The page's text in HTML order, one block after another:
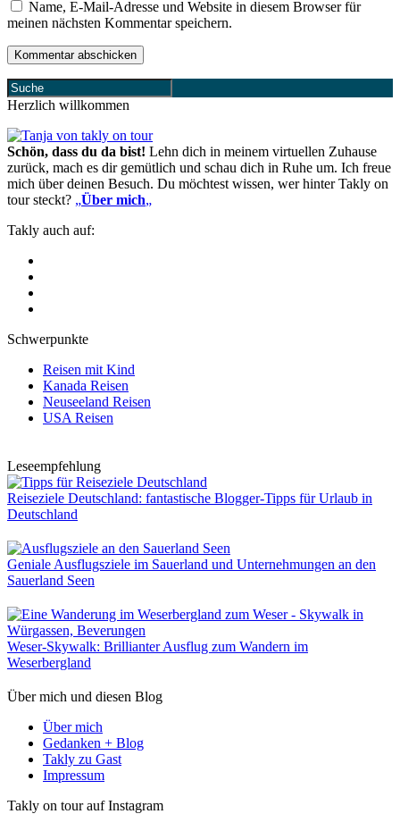
Name, E-Mail-Adresse und Website in diesem Browser für
meinen nächsten Kommentar speichern.
Herzlich willkommen
Schön, dass du da bist! Lehn dich in meinem virtuellen Zuhause
zurück, mach es dir gemütlich und schau dich in Ruhe um. Ich freue
mich über deinen Besuch. Du möchtest wissen, wer hinter Takly on
tour steckt? „Über mich„
Takly auch auf:
Schwerpunkte
Reisen mit Kind
Kanada Reisen
Neuseeland Reisen
USA Reisen
Leseempfehlung
Reiseziele Deutschland: fantastische Blogger-Tipps für Urlaub in
Deutschland
Geniale Ausflugsziele im Sauerland und Unternehmungen an den
Sauerland Seen
Weser-Skywalk: Brillianter Ausflug zum Wandern im
Weserbergland
Über mich und diesen Blog
Über mich
Gedanken + Blog
Takly zu Gast
Impressum
Takly on tour auf Instagram